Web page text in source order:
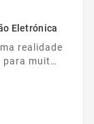
Eletrónica
realidade
muitas